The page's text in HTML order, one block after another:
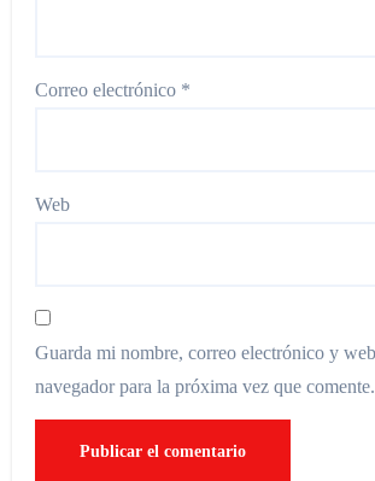
Correo electrónico *
Web
Guarda mi nombre, correo electrónico y
navegador para la próxima vez que comente.